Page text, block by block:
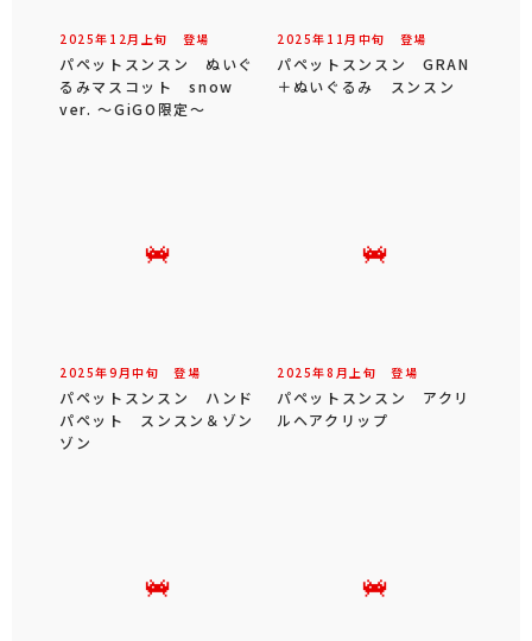
2025年 12 月 上旬 登場
パペットスンスン ぬいぐ
るみマスコット snow
ver. ～GiGO限定～
2025年 11 月 中旬 登場
パペットスンスン GRAN
＋ぬいぐるみ スンスン
2025年9 月中旬 登場
パペットスンスン ハンド
パペット スンスン＆ゾン
ゾン
2025年8 月 上旬 登場
パペットスンスン アクリ
ルヘアクリップ